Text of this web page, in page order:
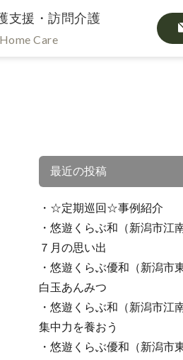
支援・訪問介護
Home Care
最近の投稿
☆定期巡回☆事例紹介
悠遊くらぶ和（新潟市江
７月の思い出
悠遊くらぶ優和（新潟市
白玉あんみつ
悠遊くらぶ和（新潟市江
集中力を養おう
悠遊くらぶ優和（新潟市